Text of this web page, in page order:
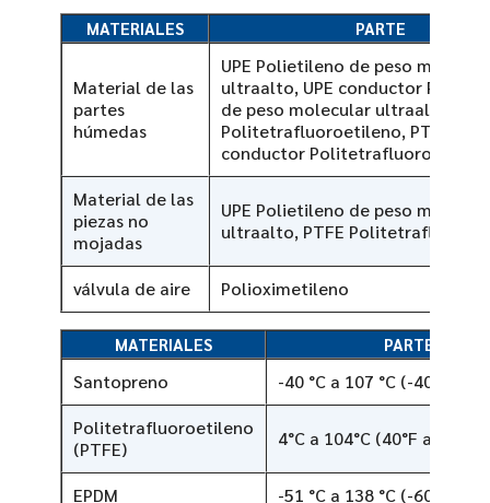
MATERIALES PARTE
Material de las
partes
húmedas
UPE Polietileno de peso
ultraalto, UPE conductor
de peso molecular ultraalto,
Politetrafluoroetileno, PTFE
conductor Politetrafluoroetileno
Material de las
piezas no
mojadas
UPE Polietileno de peso
ultraalto, PTFE
válvula de aire Polioximetileno
MATERIALES PARTE
Santopreno
-40 °C a 107 °C (-40 °F a
Politetrafluoroetileno
(PTFE)
4°C a 104°C (40°F a 220°F)
EPDM -51 °C a 138 °C (-60 °F a